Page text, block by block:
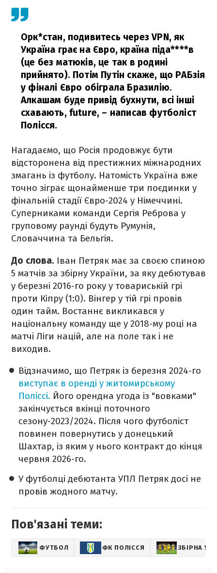
Орк*стан, подивитесь через VPN, як
Україна грає на Євро, країна піда****в
(це без матюків, це так в родині
прийнято). Потім Путін скаже, що РАБзія
у фіналі Євро обіграла Бразилію.
Алкашам буде привід бухнути, всі інші
схавають, future, – написав футболіст
Полісся.
Нагадаємо, що Росія продовжує бути
відсторонена від престижних міжнародних
змагань із футболу. Натомість Україна вже
точно зіграє щонайменше три поєдинки у
фінальній стадії Євро-2024 у Німеччині.
Суперниками команди Сергія Реброва у
груповому раунді будуть Румунія,
Словаччина та Бельгія.
До слова. Іван Петряк має за своєю спиною
5 матчів за збірну України, за яку дебютував
у березні 2016-го року у товариській грі
проти Кіпру (1:0). Вінгер у тій грі провів
один тайм. Востаннє викликався у
національну команду ще у 2018-му році на
матчі Ліги націй, але на поле так і не
виходив.
Відзначимо, що Петряк із березня 2024-го
виступає в оренді у житомирському
Поліссі. Його орендна угода із "вовками"
закінчується вкінці поточного
сезону-2023/2024. Після чого футболіст
повинен повернутись у донецький
Шахтар, із яким у нього контракт до кінця
червня 2026-го.
У футболці дебютанта УПЛ Петряк досі не
провів жодного матчу.
Пов'язані теми:
ФУТБОЛ ФК ПОЛІССЯ ЗБІРНА